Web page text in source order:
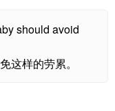
should avoid
这样的劳累。